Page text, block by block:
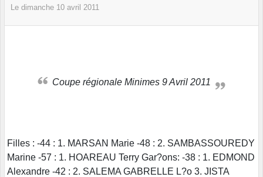
Le dimanche 10 avril 2011
Coupe régionale Minimes 9 Avril 2011
Filles : -44 : 1. MARSAN Marie -48 : 2. SAMBASSOUREDY
Marine -57 : 1. HOAREAU Terry Gar?ons: -38 : 1. EDMOND
Alexandre -42 : 2. SALEMA GABRELLE L?o 3. JISTA